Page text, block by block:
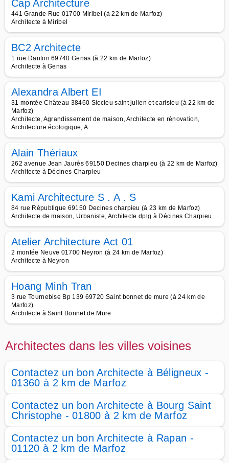
Cap Architecture
441 Grande Rue 01700 Miribel (à 22 km de Marfoz)
Architecte à Miribel
BC2 Architecte
1 rue Danton 69740 Genas (à 22 km de Marfoz)
Architecte à Genas
Alexandra Albert EI
31 montée Château 38460 Siccieu saint julien et carisieu (à 22 km de
Marfoz)
Architecte, Agrandissement de maison, Architecte en rénovation,
Architecture écologique, A
Alain Thériaux
262 avenue Jean Jaurès 69150 Decines charpieu (à 22 km de Marfoz)
Architecte à Décines Charpieu
Kami Architecture S . A . S
84 rue République 69150 Decines charpieu (à 23 km de Marfoz)
Architecte de maison, Urbaniste, Architecte dplg à Décines Charpieu
Atelier Architecture Act 01
2 montée Neuve 01700 Neyron (à 24 km de Marfoz)
Architecte à Neyron
Hoang Minh Tran
3 rue Tournebise Bp 139 69720 Saint bonnet de mure (à 24 km de
Marfoz)
Architecte à Saint Bonnet de Mure
Architectes dans les villes voisines
Contactez un bon Architecte à Béligneux -
01360 à 2 km de Marfoz
Contactez un bon Architecte à Bourg Saint
Christophe - 01800 à 2 km de Marfoz
Contactez un bon Architecte à Rapan -
01120 à 2 km de Marfoz